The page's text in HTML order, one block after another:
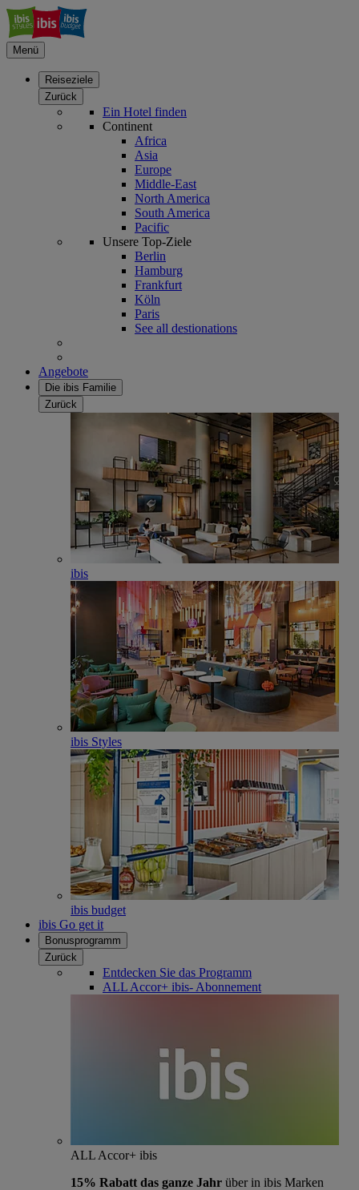
Menü
Reiseziele
Zurück
Ein Hotel finden
Continent
Africa
Asia
Europe
Middle-East
North America
South America
Pacific
Unsere Top-Ziele
Berlin
Hamburg
Frankfurt
Köln
Paris
See all destionations
Angebote
Die ibis Familie
Zurück
ibis
ibis Styles
ibis budget
ibis Go get it
Bonusprogramm
Zurück
Entdecken Sie das Programm
ALL Accor+ ibis- Abonnement
ALL Accor+ ibis
15% Rabatt das ganze Jahr über in ibis Marken